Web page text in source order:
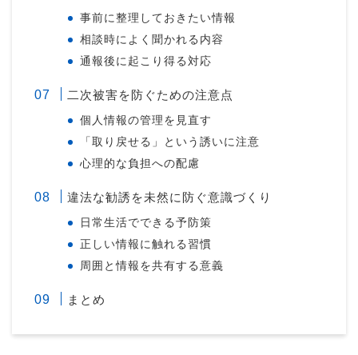
事前に整理しておきたい情報
相談時によく聞かれる内容
通報後に起こり得る対応
二次被害を防ぐための注意点
個人情報の管理を見直す
「取り戻せる」という誘いに注意
心理的な負担への配慮
違法な勧誘を未然に防ぐ意識づくり
日常生活でできる予防策
正しい情報に触れる習慣
周囲と情報を共有する意義
まとめ